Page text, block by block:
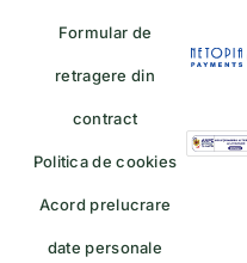
Formular de
retragere din
contract
Politica de cookies
Acord prelucrare
date personale